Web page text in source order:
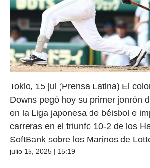
Tokio, 15 jul (Prensa Latina) El
Downs pegó hoy su primer jonrón
en la Liga japonesa de béisbol e
carreras en el triunfo 10-2 de los
SoftBank sobre los Marinos de
julio 15, 2025 | 15:19